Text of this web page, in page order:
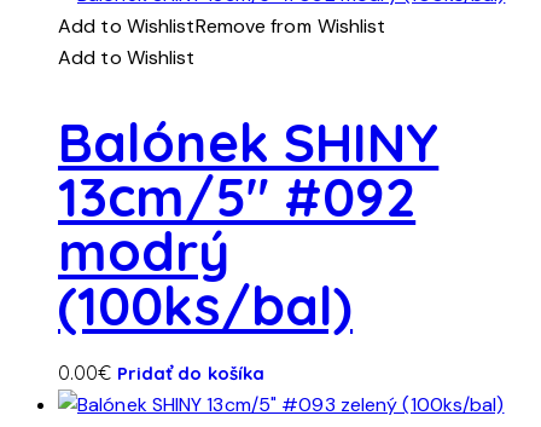
Add to WishlistRemove from Wishlist
Add to Wishlist
Balónek SHINY
13cm/5″ #092
modrý
(100ks/bal)
0.00€ Pridať do košíka